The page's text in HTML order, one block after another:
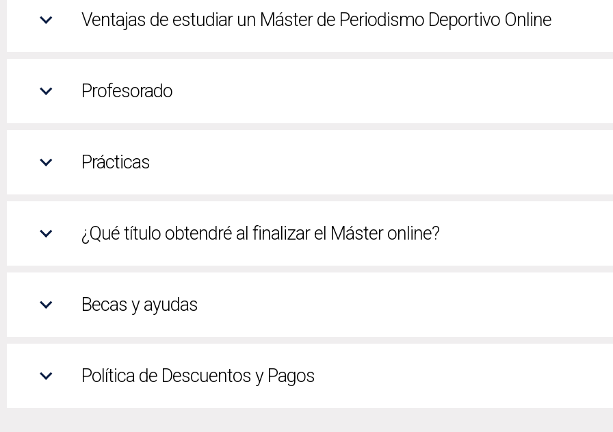
Ventajas de estudiar un Máster de Periodismo Deportivo Online
Profesorado
Prácticas
¿Qué título obtendré al finalizar el Máster online?
Becas y ayudas
Política de Descuentos y Pagos